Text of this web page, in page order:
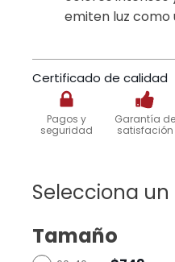
emiten luz como
Certificado de calidad
Pagos y
seguridad
Garantía de
satisfación
Selecciona
Tamaño